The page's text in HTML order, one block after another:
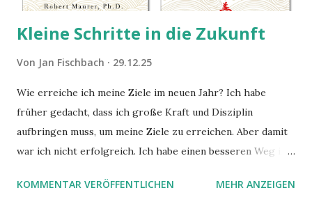
Kleine Schritte in die Zukunft
Von Jan Fischbach 29.12.25
Wie erreiche ich meine Ziele im neuen Jahr? Ich habe
früher gedacht, dass ich große Kraft und Disziplin
aufbringen muss, um meine Ziele zu erreichen. Aber damit
war ich nicht erfolgreich. Ich habe einen besseren Weg in
möchte. Darin habe ich zwei gute Begründungen gefunden,
KOMMENTAR VERÖFFENTLICHEN MEHR ANZEIGEN